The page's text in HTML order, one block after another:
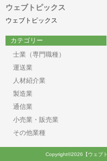
ウェブトピックス
ウェブトピックス
カテゴリー
士業（専門職種）
運送業
人材紹介業
製造業
通信業
小売業・販売業
その他業種
Copyright©2026【ウェブ